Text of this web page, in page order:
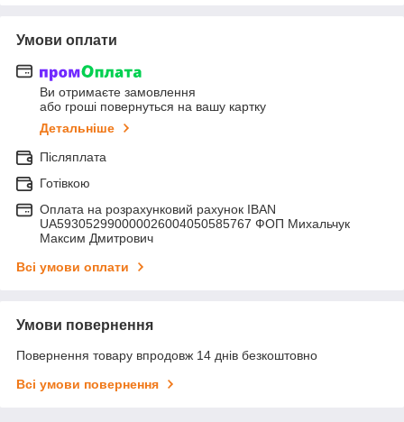
Умови оплати
Ви отримаєте замовлення
або гроші повернуться на вашу картку
Детальніше
Післяплата
Готівкою
Оплата на розрахунковий рахунок IBAN
UA593052990000026004050585767 ФОП Михальчук
Максим Дмитрович
Всі умови оплати
Умови повернення
Повернення товару впродовж 14 днів безкоштовно
Всі умови повернення